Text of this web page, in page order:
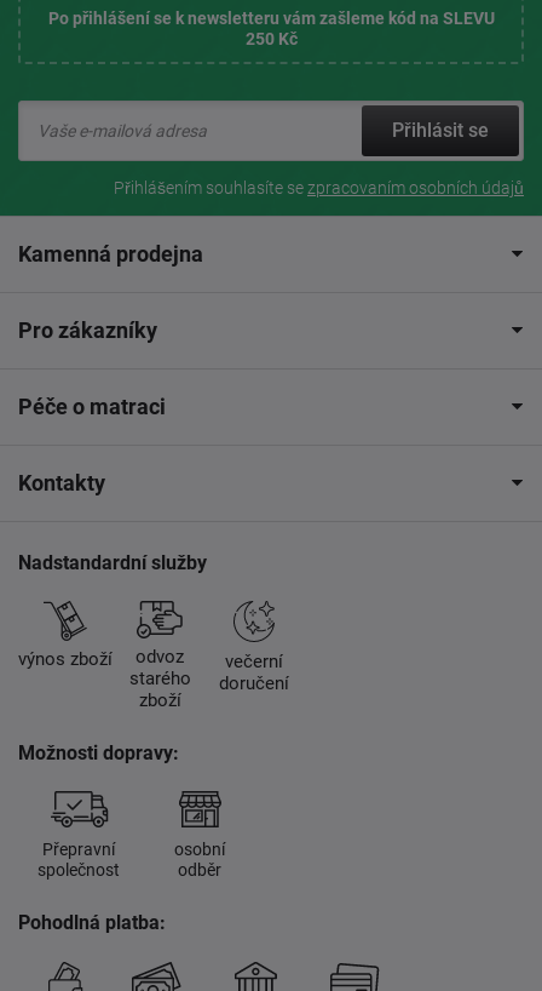
Po přihlášení se k newsletteru vám zašleme kód na SLEVU
250 Kč
Přihlásit se
Přihlášením souhlasíte sezpracovaním osobních údajů
Kamenná prodejna
Pro zákazníky
Péče o matraci
Kontakty
Nadstandardní služby
výnos zboží
odvoz
starého
zboží
večerní
doručení
Možnosti dopravy:
Přepravní
společnost
osobní
odběr
Pohodlná platba: